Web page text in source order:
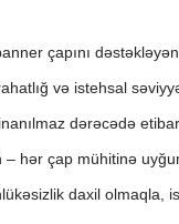
çapını
və istehsal
dərəcədə
hər çap mühitinə
daxil